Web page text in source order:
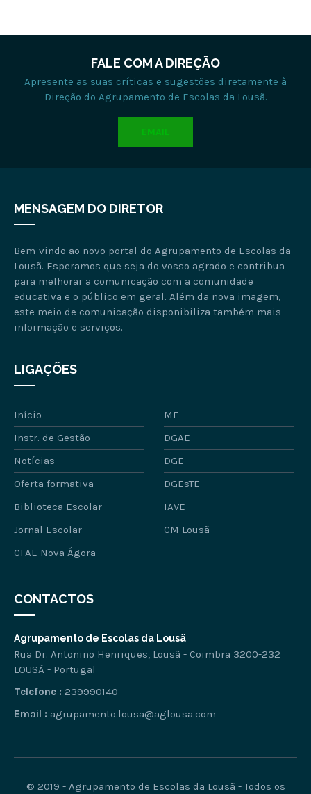
FALE COM A DIREÇÃO
Apresente as suas críticas e sugestões diretamente à
Direção do Agrupamento de Escolas da Lousã.
EMAIL
MENSAGEM DO DIRETOR
Bem-vindo ao novo portal do Agrupamento de Escolas da
Lousã. Esperamos que seja do vosso agrado e contribua
para melhorar a comunicação com a comunidade
educativa e o público em geral. Além da nova imagem,
este meio de comunicação disponibiliza também mais
informação e serviços.
LIGAÇÕES
Início
ME
Instr. de Gestão
DGAE
Notícias
DGE
Oferta formativa
DGEsTE
Biblioteca Escolar
IAVE
Jornal Escolar
CM Lousã
CFAE Nova Ágora
CONTACTOS
Agrupamento de Escolas da Lousã
Rua Dr. Antonino Henriques, Lousã - Coimbra 3200-232
LOUSÃ - Portugal
Telefone : 239990140
Email : agrupamento.lousa@aglousa.com
© 2019 - Agrupamento de Escolas da Lousã - Todos os